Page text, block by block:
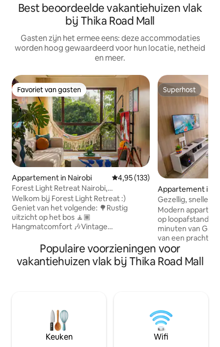
Best beoordeelde vakantiehuizen vlak
bij Thika Road Mall
Gasten zijn het ermee eens: deze accommodaties
worden hoog gewaardeerd voor hun locatie, netheid
en meer.
Favoriet van gasten
Favoriet van gasten
Appartement in Nairobi Gemiddelde beoordeling van
4,95 (133)
Forest Light Retreat Nairobi,
fitnessruimte, zwembad
Welkom bij Forest Light Retreat :)
Geniet van het volgende: 🌳Rustig
uitzicht op het bos 🧘🏾
Hangmatcomfort 🎶Vintage
uitgeruste fitnessruimte 🏊🏼‍♀️ Verwarmd
zwembad 🎱Biljarttafels 🏓Pingpong 💼
werkruimte 🚀Snelle wifi 🍿Netflix 🏮
toevluchtsoord uit het midden van de
eeuw, ontworpen voor liefhebbers van
groen, kunst- en muziekliefhebbers,
zakenreizigers en koppels die op zoek
Superhost
Superhost
Appartement in
Gezellig, snelle
616 en vervolgens
Modern
op loopafstand
minuten van Garden
van een prachtig
restaurant op het
gratis
inchecken,
douche. Loop naar Artcaffé en Java, of
verken Nairobi
toegang tot Thika
zakenreizen,
Populaire voorzieningen voor
vakantiehuizen vlak bij Thika Road Mall
Keuken Wifi